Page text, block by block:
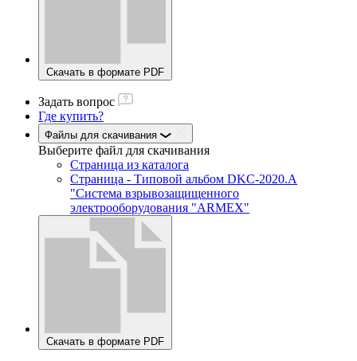
Скачать в формате PDF
Задать вопрос
Где купить?
Файлы для скачивания
Выберите файл для скачивания
Страница из каталога
Страница - Типовой альбом DKC-2020.A
"Система взрывозащищенного
электрооборудования "ARMEX"
Скачать в формате PDF